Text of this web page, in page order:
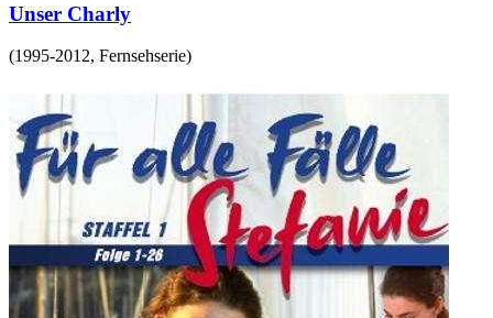
Unser Charly
(1995-2012, Fernsehserie)